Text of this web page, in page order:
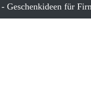
Geschenkideen für